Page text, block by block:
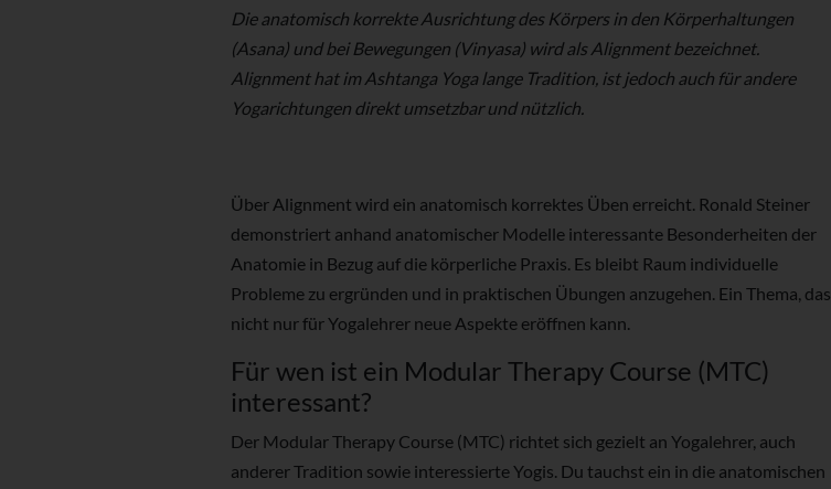
Die anatomisch korrekte Ausrichtung des Körpers in den Körperhaltungen
(Asana) und bei Bewegungen (Vinyasa) wird als Alignment bezeichnet.
Alignment hat im Ashtanga Yoga lange Tradition, ist jedoch auch für andere
Yogarichtungen direkt umsetzbar und nützlich.
Über Alignment wird ein anatomisch korrektes Üben erreicht. Ronald Steiner
demonstriert anhand anatomischer Modelle interessante Besonderheiten der
Anatomie in Bezug auf die körperliche Praxis. Es bleibt Raum individuelle
Probleme zu ergründen und in praktischen Übungen anzugehen. Ein Thema, das
nicht nur für Yogalehrer neue Aspekte eröffnen kann.
Für wen ist ein Modular Therapy Course (MTC)
interessant?
Der Modular Therapy Course (MTC) richtet sich gezielt an Yogalehrer, auch
anderer Tradition sowie interessierte Yogis. Du tauchst ein in die anatomischen